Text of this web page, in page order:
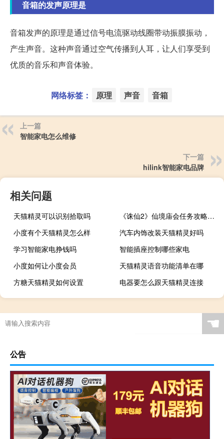
音箱的发声原理是
音箱发声的原理是通过信号电流驱动线圈带动振膜振动，
产生声音。这种声音通过空气传播到人耳，让人们享受到
优质的音乐和声音体验。
网络标签： 原理 声音 音箱
上一篇
智能家电怎么维修
下一篇
hilink智能家电品牌
相关问题
天猫精灵可以识别拾取吗
《诛仙2》仙境庙会任务攻略第三章（《诛仙2》仙境庙会任务攻略）
小度有个天猫精灵怎么样
汽车内饰改装天猫精灵好吗
学习智能家电挣钱吗
智能插座控制哪些家电
小度如何让小度会员
天猫精灵语音功能清单在哪
方糖天猫精灵如何设置
电器要怎么跟天猫精灵连接
☚
公告